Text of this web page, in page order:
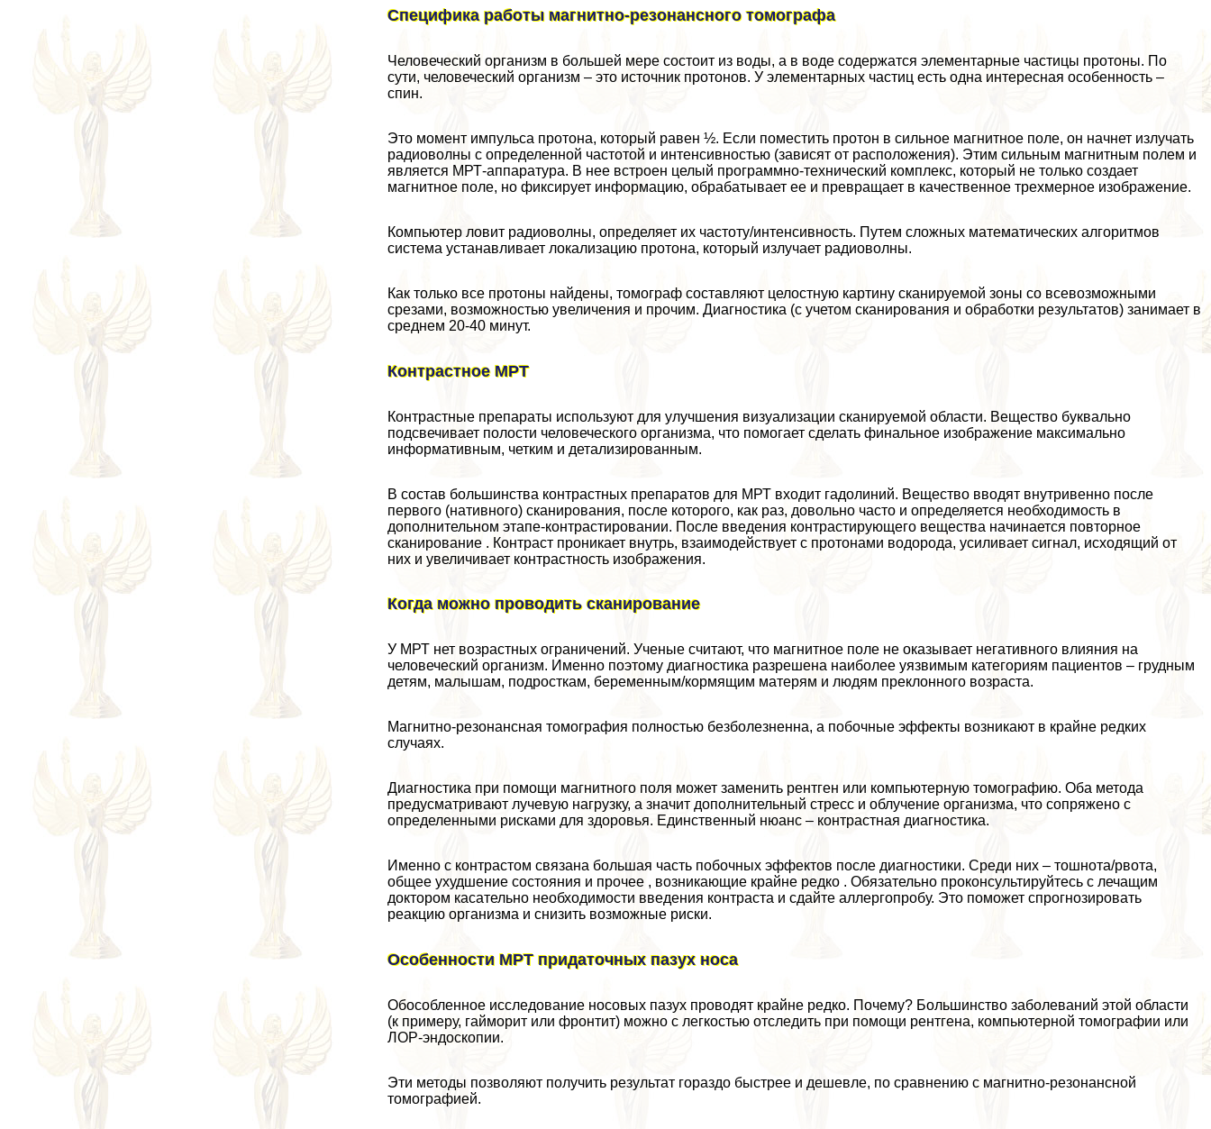
Специфика работы магнитно-резонансного томографа
Человеческий организм в большей мере состоит из воды, а в воде содержатся элементарные частицы протоны. По
сути, человеческий организм – это источник протонов. У элементарных частиц есть одна интересная особенность –
спин.
Это момент импульса протона, который равен ½. Если поместить протон в сильное магнитное поле, он начнет излучать
радиоволны с определенной частотой и интенсивностью (зависят от расположения). Этим сильным магнитным полем и
является МРТ-аппаратура. В нее встроен целый программно-технический комплекс, который не только создает
магнитное поле, но фиксирует информацию, обpaбатывает ее и превращает в качественное трехмерное изображение.
Компьютер ловит радиоволны, определяет их частоту/интенсивность. Путем сложных математических алгоритмов
система устанавливает локализацию протона, который излучает радиоволны.
Как только все протоны найдены, томограф составляют целостную картину сканируемой зоны со всевозможными
срезами, возможностью увеличения и прочим. Диагностика (с учетом сканирования и обработки результатов) занимает в
среднем 20-40 минут.
Контрастное МРТ
Контрастные препараты используют для улучшения визуализации сканируемой области. Вещество буквально
подсвечивает полости человеческого организма, что помогает сделать финальное изображение максимально
информативным, четким и детализированным.
В состав большинства контрастных препаратов для МРТ входит гадолиний. Вещество вводят внутривенно после
первого (нативного) сканирования, после которого, как раз, довольно часто и определяется необходимость в
дополнительном этапе-контрастировании. После введения контрастирующего вещества начинается повторное
сканирование . Контраст проникает внутрь, взаимодействует с протонами водорода, усиливает сигнал, исходящий от
них и увеличивает контрастность изображения.
Когда можно проводить сканирование
У МРТ нет возрастных ограничений. Ученые считают, что магнитное поле не оказывает негативного влияния на
человеческий организм. Именно поэтому диагностика разрешена наиболее уязвимым категориям пациентов – грудным
детям, малышам, подросткам, беременным/кормящим матерям и людям преклонного возраста.
Магнитно-резонансная томография полностью безболезненна, а побочные эффекты возникают в крайне редких
случаях.
Диагностика при помощи магнитного поля может заменить рентген или компьютерную томографию. Оба метода
предусматривают лучевую нагрузку, а значит дополнительный стресс и облучение организма, что сопряжено с
определенными рисками для здоровья. Единственный нюанс – контрастная диагностика.
Именно с контрастом связана большая часть побочных эффектов после диагностики. Среди них – тошнота/рвота,
общее ухудшение состояния и прочее , возникающие крайне редко . Обязательно проконсультируйтесь с лечащим
доктором касательно необходимости введения контраста и сдайте аллергопробу. Это поможет спрогнозировать
реакцию организма и снизить возможные риски.
Особенности МРТ придаточных пазух носа
Обособленное исследование носовых пазух проводят крайне редко. Почему? Большинство заболеваний этой области
(к примеру, гайморит или фронтит) можно с легкостью отследить при помощи рентгена, компьютерной томографии или
ЛОР-эндоскопии.
Эти методы позволяют получить результат гораздо быстрее и дешевле, по сравнению с магнитно-резонансной
томографией.